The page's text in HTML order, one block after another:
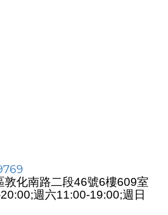
敦化南路二段46號6樓609室
週六11:00-19:00;週日